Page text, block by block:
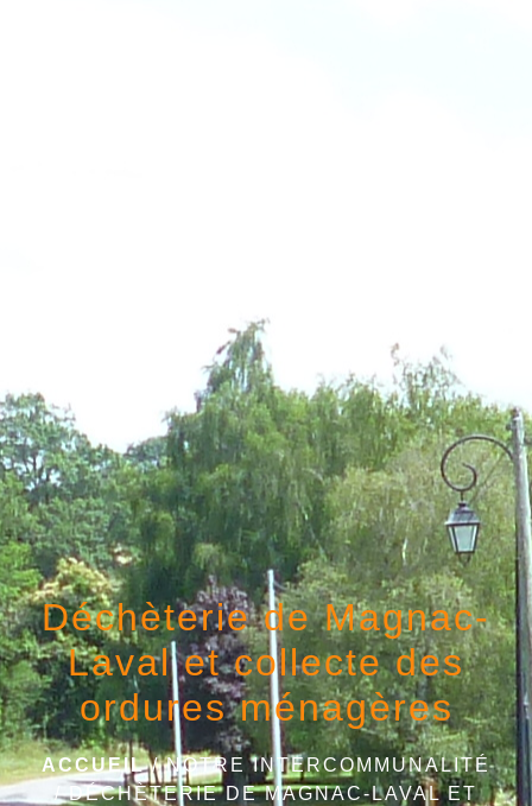
Déchèterie de Magnac-
Laval et collecte des
ordures ménagères
ACCUEIL/NOTRE INTERCOMMUNALITÉ
/DÉCHÈTERIE DE MAGNAC-LAVAL ET